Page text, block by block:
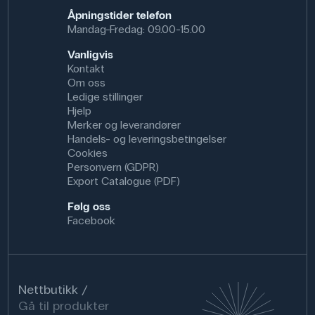
feltarbeid eller laboratorieøvelser for å
vurdere jordsmonnets sammensetning eller
forurensningsnivåer.
Spesifikasjoner
Antall: 6 stk.
Dimensjoner: (Ø x H) 160 mm x 6 cm
Materiale: Plast
Åpningstider telefon
Mandag-Fredag: 09.00-15.00
Vanligvis
Kontakt
Om oss
Ledige stillinger
Hjelp
Merker og leverandører
Handels- og leveringsbetingelser
Cookies
Personvern (GDPR)
Export Catalogue (PDF)
Følg oss
Facebook
Nettbutikk
Gå til produkter